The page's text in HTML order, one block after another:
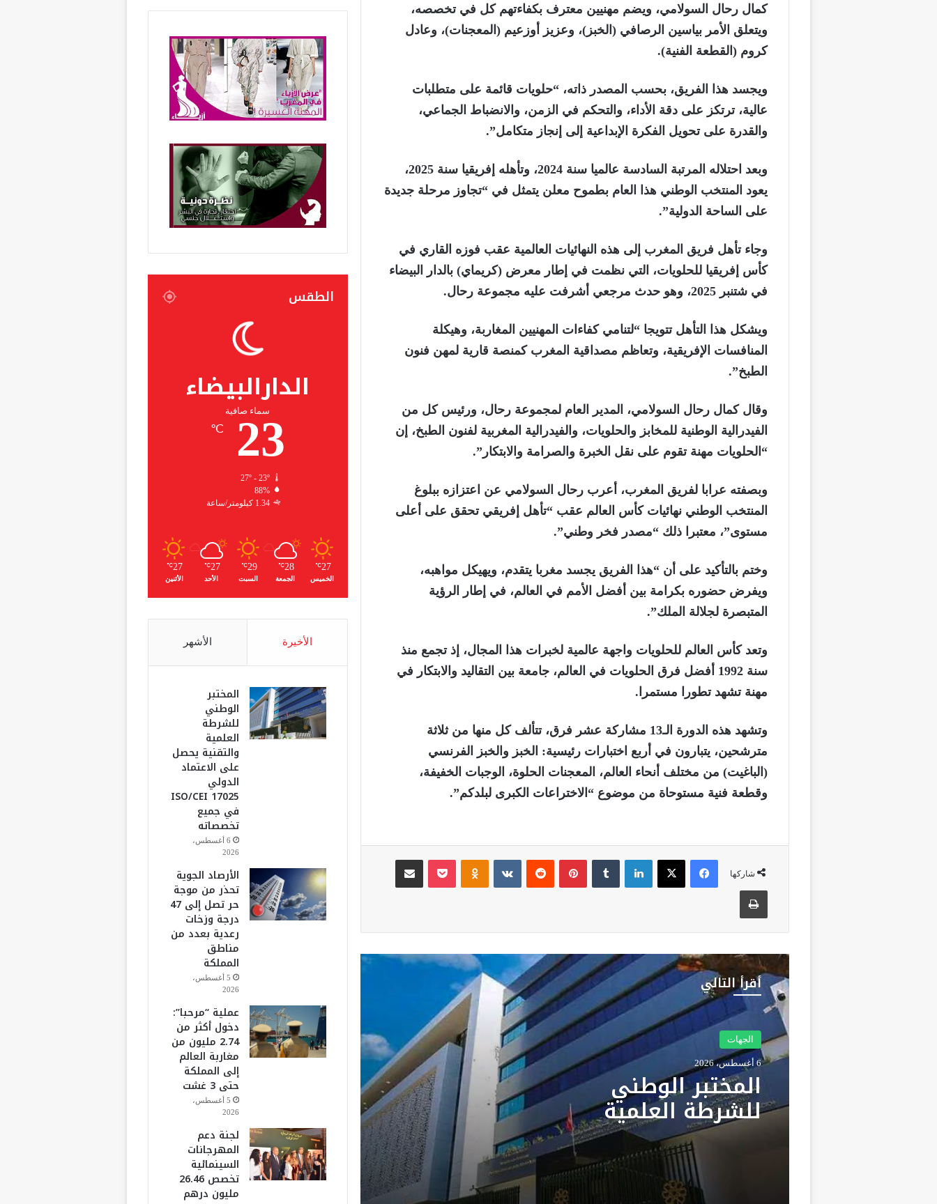
كمال رحال السولامي، ويضم مهنيين معترف بكفاءتهم كل في تخصصه،
ويتعلق الأمر بياسين الرصافي (الخبز)، وعزيز أوزعيم (المعجنات)، وعادل
كروم (القطعة الفنية).
ويجسد هذا الفريق، بحسب المصدر ذاته، “حلويات قائمة على متطلبات
عالية، ترتكز على دقة الأداء، والتحكم في الزمن، والانضباط الجماعي،
والقدرة على تحويل الفكرة الإبداعية إلى إنجاز متكامل”.
وبعد احتلاله المرتبة السادسة عالميا سنة 2024، وتأهله إفريقيا سنة 2025،
يعود المنتخب الوطني هذا العام بطموح معلن يتمثل في “تجاوز مرحلة جديدة
على الساحة الدولية”.
وجاء تأهل فريق المغرب إلى هذه النهائيات العالمية عقب فوزه القاري في
كأس إفريقيا للحلويات، التي نظمت في إطار معرض (كريماي) بالدار البيضاء
في شتنبر 2025، وهو حدث مرجعي أشرفت عليه مجموعة رحال.
ويشكل هذا التأهل تتويجا “لتنامي كفاءات المهنيين المغاربة، وهيكلة
المنافسات الإفريقية، وتعاظم مصداقية المغرب كمنصة قارية لمهن فنون
الطبخ”.
وقال كمال رحال السولامي، المدير العام لمجموعة رحال، ورئيس كل من
الفيدرالية الوطنية للمخابز والحلويات، والفيدرالية المغربية لفنون الطبخ، إن
“الحلويات مهنة تقوم على نقل الخبرة والصرامة والابتكار”.
وبصفته عرابا لفريق المغرب، أعرب رحال السولامي عن اعتزازه ببلوغ
المنتخب الوطني نهائيات كأس العالم عقب “تأهل إفريقي تحقق على أعلى
مستوى”، معتبرا ذلك “مصدر فخر وطني”.
وختم بالتأكيد على أن “هذا الفريق يجسد مغربا يتقدم، ويهيكل مواهبه،
ويفرض حضوره بكرامة بين أفضل الأمم في العالم، في إطار الرؤية
المتبصرة لجلالة الملك”.
وتعد كأس العالم للحلويات واجهة عالمية لخبرات هذا المجال، إذ تجمع منذ
سنة 1992 أفضل فرق الحلويات في العالم، جامعة بين التقاليد والابتكار في
مهنة تشهد تطورا مستمرا.
وتشهد هذه الدورة الـ13 مشاركة عشر فرق، تتألف كل منها من ثلاثة
مترشحين، يتبارون في أربع اختبارات رئيسية: الخبز والخبز الفرنسي
(الباغيت) من مختلف أنحاء العالم، المعجنات الحلوة، الوجبات الخفيفة،
وقطعة فنية مستوحاة من موضوع “الاختراعات الكبرى لبلدكم”.
شاركها
فيسبوك ‫X لينكدإن بينتيريست
أقرأ التالي
الجهات
6 أغسطس، 2026
المختبر الوطني
للشرطة العلمية
والتقنية يحصل على
الاعتماد الدولي
ISO/CEI 17025 في
المختبر الوطني للشرطة العلمية
والتقنية يحصل على الاعتماد
جميع تخصصاته
الأرصاد الجوية تحذر من موجة حر
تصل إلى 47 درجة وزخات رعدية
بعدد من مناطق المملكة
عملية “مرحبا”: دخول أكثر من
2.74 مليون من مغاربة العالم
إلى المملكة حتى 3 غشت
لجنة دعم المهرجانات السينمائية
تخصص 26.46 مليون درهم
لدعم 40 مهرجانًا وتظاهرة
الطقس
الدارالبيضاء
سماء صافية
23
℃
27º - 23º
88%
1.34 كيلومتر/ساعة
27
℃
الخميس
28
℃
الجمعة
29
℃
السبت
27
℃
الأحد
27
℃
الأثنين
الأخيرة الأشهر
المختبر
الوطني
للشرطة
العلمية
والتقنية يحصل
على الاعتماد
الدولي
ISO/CEI 17025
في جميع
تخصصاته
6 أغسطس،
2026
الأرصاد الجوية
تحذر من موجة
حر تصل إلى 47
درجة وزخات
رعدية بعدد من
مناطق
المملكة
5 أغسطس،
2026
عملية “مرحبا”:
دخول أكثر من
2.74 مليون من
مغاربة العالم
إلى المملكة
حتى 3 غشت
5 أغسطس،
2026
لجنة دعم
المهرجانات
السينمائية
تخصص 26.46
مليون درهم